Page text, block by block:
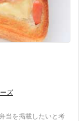
ズ
当を掲載したいと考